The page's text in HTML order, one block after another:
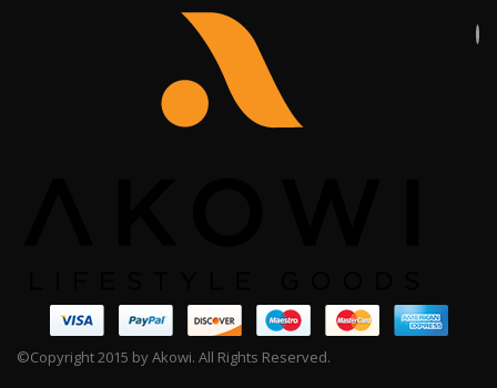
©Copyright 2015 by Akowi. All Rights Reserved.